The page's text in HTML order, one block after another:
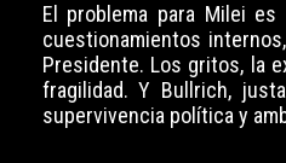
El problema para Milei
cuestionamientos
Presidente. Los gritos, la
fragilidad. Y Bullrich,
supervivencia política y